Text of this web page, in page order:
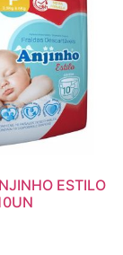
ESTILO